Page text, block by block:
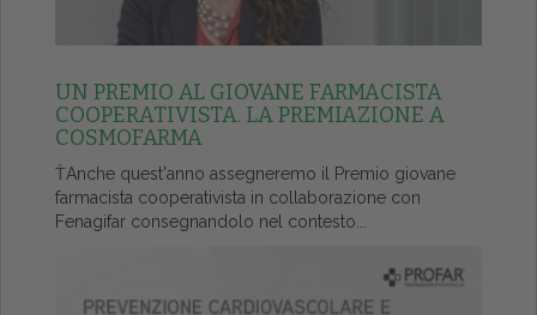
UN PREMIO AL GIOVANE FARMACISTA
COOPERATIVISTA. LA PREMIAZIONE A
COSMOFARMA
ŤAnche quest'anno assegneremo il Premio giovane
farmacista cooperativista in collaborazione con
Fenagifar consegnandolo nel contesto...